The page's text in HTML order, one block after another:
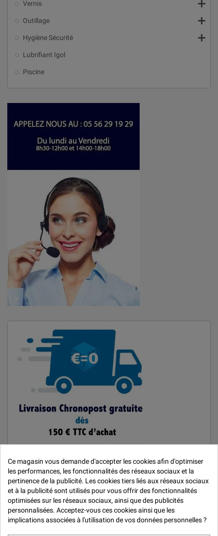
Vernis 
Outillage 
Hygiène Sécurité 
Lubrifiant Igol
Piscine
MARQUES
Car Repair System
Ce magasin vous demande d'accepter les cookies afin d'optimiser
les performances, les fonctionnalités des réseaux sociaux et la
pertinence de la publicité. Les cookies tiers liés aux réseaux sociaux
et à la publicité sont utilisés pour vous offrir des fonctionnalités
optimisées sur les réseaux sociaux, ainsi que des publicités
personnalisées. Acceptez-vous ces cookies ainsi que les
implications associées à l'utilisation de vos données personnelles ?